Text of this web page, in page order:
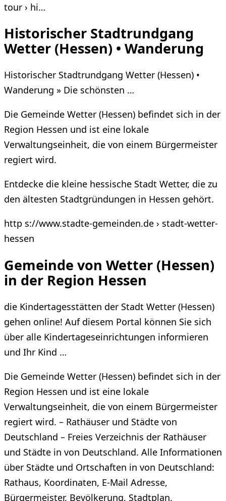
tour › hi…
Historischer Stadtrundgang
Wetter (Hessen) • Wanderung
Historischer Stadtrundgang Wetter (Hessen) •
Wanderung » Die schönsten …
Die Gemeinde Wetter (Hessen) befindet sich in der
Region Hessen und ist eine lokale
Verwaltungseinheit, die von einem Bürgermeister
regiert wird.
Entdecke die kleine hessische Stadt Wetter, die zu
den ältesten Stadtgründungen in Hessen gehört.
http s://www.stadte-gemeinden.de › stadt-wetter-
hessen
Gemeinde von Wetter (Hessen)
in der Region Hessen
die Kindertagesstätten der Stadt Wetter (Hessen)
gehen online! Auf diesem Portal können Sie sich
über alle Kindertageseinrichtungen informieren
und Ihr Kind …
Die Gemeinde Wetter (Hessen) befindet sich in der
Region Hessen und ist eine lokale
Verwaltungseinheit, die von einem Bürgermeister
regiert wird. – Rathäuser und Städte von
Deutschland – Freies Verzeichnis der Rathäuser
und Städte in von Deutschland. Alle Informationen
über Städte und Ortschaften in von Deutschland:
Rathaus, Koordinaten, E-Mail Adresse,
Bürgermeister, Bevölkerung, Stadtplan,